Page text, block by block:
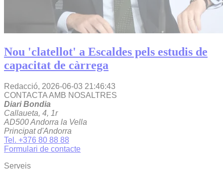
Nou 'clatellot' a Escaldes pels estudis de
capacitat de càrrega
Redacció, 2026-06-03 21:46:43
CONTACTA AMB NOSALTRES
Diari Bondia
Callaueta, 4, 1r
AD500 Andorra la Vella
Principat d'Andorra
Tel. +376 80 88 88
Formulari de contacte
Serveis